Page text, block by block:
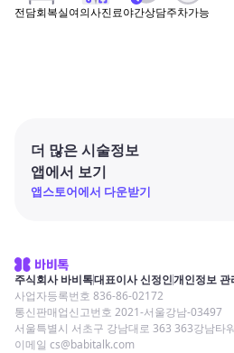
전담회복실여의사진료야간상담주차가능
더 많은 시술정보
앱에서 보기
앱스토어에서 다운받기
주식회사 바비톡대표이사 신정인개인정보 관
사업자등록번호 836-86-02172
통신판매업신고번호 2021-서울강남-03497
서울특별시 서초구 강남대로 363 363강남타
이메일 cs@babitalk.com